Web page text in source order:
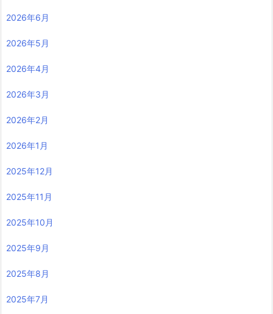
2026年6月
2026年5月
2026年4月
2026年3月
2026年2月
2026年1月
2025年12月
2025年11月
2025年10月
2025年9月
2025年8月
2025年7月